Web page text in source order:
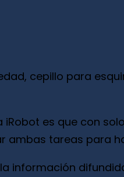
cepillo para
es que con
ambas tareas para
información